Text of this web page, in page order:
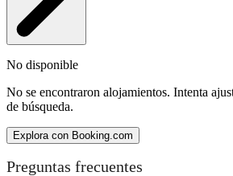
No disponible
No se encontraron alojamientos. Intenta
de búsqueda.
Explora con Booking.com
Preguntas frecuentes